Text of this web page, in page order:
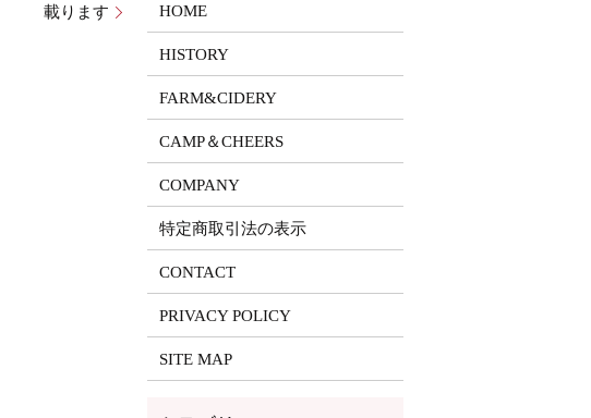
載ります HOME
HISTORY
FARM&CIDERY
CAMP＆CHEERS
COMPANY
特定商取引法の表示
CONTACT
PRIVACY POLICY
SITE MAP